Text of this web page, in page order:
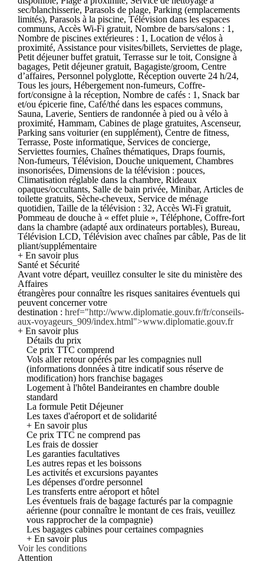
sec/blanchisserie, Parasols de plage, Parking (emplacements
limités), Parasols à la piscine, Télévision dans les espaces
communs, Accès Wi-Fi gratuit, Nombre de bars/salons : 1,
Nombre de piscines extérieures : 1, Location de vélos à
proximité, Assistance pour visites/billets, Serviettes de plage,
Petit déjeuner buffet gratuit, Terrasse sur le toit, Consigne à
bagages, Petit déjeuner gratuit, Bagagiste/groom, Centre
d’affaires, Personnel polyglotte, Réception ouverte 24 h/24,
Tous les jours, Hébergement non-fumeurs, Coffre-
fort/consigne à la réception, Nombre de cafés : 1, Snack bar
et/ou épicerie fine, Café/thé dans les espaces communs,
Sauna, Laverie, Sentiers de randonnée à pied ou à vélo à
proximité, Hammam, Cabines de plage gratuites, Ascenseur,
Parking sans voiturier (en supplément), Centre de fitness,
Terrasse, Poste informatique, Services de concierge,
Serviettes fournies, Chaînes thématiques, Draps fournis,
Non-fumeurs, Télévision, Douche uniquement, Chambres
insonorisées, Dimensions de la télévision : pouces,
Climatisation réglable dans la chambre, Rideaux
opaques/occultants, Salle de bain privée, Minibar, Articles de
toilette gratuits, Sèche-cheveux, Service de ménage
quotidien, Taille de la télévision : 32, Accès Wi-Fi gratuit,
Pommeau de douche à « effet pluie », Téléphone, Coffre-fort
dans la chambre (adapté aux ordinateurs portables), Bureau,
Télévision LCD, Télévision avec chaînes par câble, Pas de lit
pliant/supplémentaire
+ En savoir plus
Santé et Sécurité
Avant votre départ, veuillez consulter le site du ministère des
Affaires
étrangères pour connaître les risques sanitaires éventuels qui
peuvent concerner votre
destination : href="http://www.diplomatie.gouv.fr/fr/conseils-
aux-voyageurs_909/index.html">www.diplomatie.gouv.fr
+ En savoir plus
Détails du prix
Ce prix TTC comprend
Vols aller retour opérés par les compagnies null
(informations données à titre indicatif sous réserve de
modification) hors franchise bagages
Logement à l'hôtel Bandeirantes en chambre double
standard
La formule Petit Déjeuner
Les taxes d'aéroport et de solidarité
+ En savoir plus
Ce prix TTC ne comprend pas
Les frais de dossier
Les garanties facultatives
Les autres repas et les boissons
Les activités et excursions payantes
Les dépenses d'ordre personnel
Les transferts entre aéroport et hôtel
Les éventuels frais de bagage facturés par la compagnie
aérienne (pour connaître le montant de ces frais, veuillez
vous rapprocher de la compagnie)
Les bagages cabines pour certaines compagnies
+ En savoir plus
Voir les conditions
Attention